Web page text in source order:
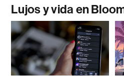
Lujos y vida en